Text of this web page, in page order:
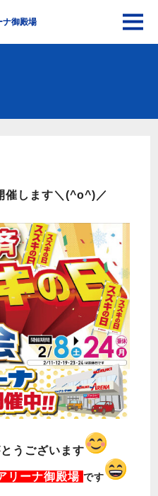
ナ御殿場
催します＼(^o^)／
うございます
リーナ御殿場 です